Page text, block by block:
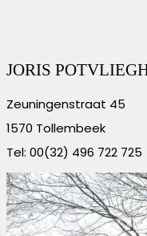
JORIS
Zeuningenstraat 45
1570 Tollembeek
Tel: 00(32) 496 722 725